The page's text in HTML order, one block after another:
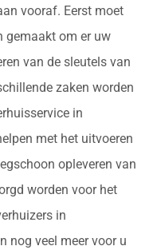
vooraf. Eerst moet
gemaakt om er uw
van de sleutels van
zaken worden
in
met het uitvoeren
opleveren van
worden voor het
in
nog veel meer voor u